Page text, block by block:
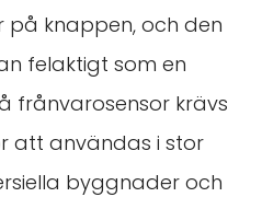
på knappen, och den
felaktigt som en
frånvarosensor krävs
att användas i stor
byggnader och